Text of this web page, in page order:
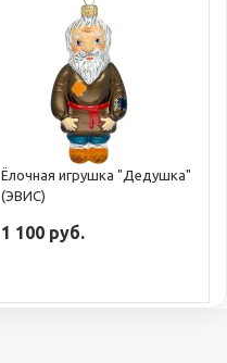
Ёлочная игрушка "Дедушка"
(ЭВИС)
1 100 руб.